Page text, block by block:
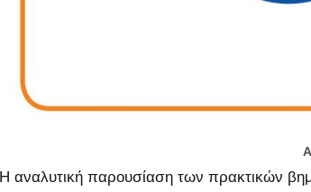
Η αναλυτική παρουσίαση των πρακτικών